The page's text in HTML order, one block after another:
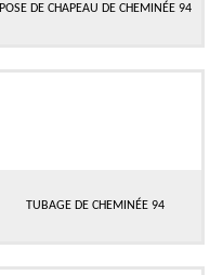
POSE DE CHAPEAU DE CHEMINÉE 94
TUBAGE DE CHEMINÉE 94